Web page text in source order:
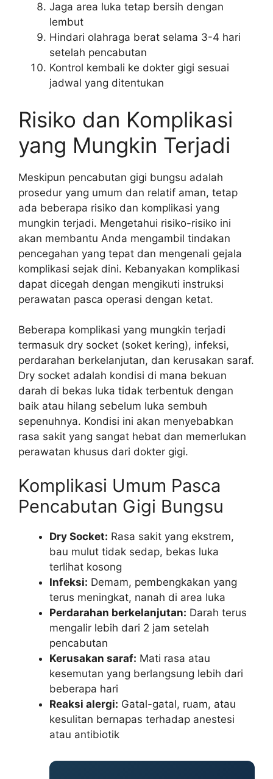
Jaga area luka tetap bersih dengan
lembut
Hindari olahraga berat selama 3-4 hari
setelah pencabutan
Kontrol kembali ke dokter gigi sesuai
jadwal yang ditentukan
Risiko dan Komplikasi
yang Mungkin Terjadi
Meskipun pencabutan gigi bungsu adalah
prosedur yang umum dan relatif aman, tetap
ada beberapa risiko dan komplikasi yang
mungkin terjadi. Mengetahui risiko-risiko ini
akan membantu Anda mengambil tindakan
pencegahan yang tepat dan mengenali gejala
komplikasi sejak dini. Kebanyakan komplikasi
dapat dicegah dengan mengikuti instruksi
perawatan pasca operasi dengan ketat.
Beberapa komplikasi yang mungkin terjadi
termasuk dry socket (soket kering), infeksi,
perdarahan berkelanjutan, dan kerusakan saraf.
Dry socket adalah kondisi di mana bekuan
darah di bekas luka tidak terbentuk dengan
baik atau hilang sebelum luka sembuh
sepenuhnya. Kondisi ini akan menyebabkan
rasa sakit yang sangat hebat dan memerlukan
perawatan khusus dari dokter gigi.
Komplikasi Umum Pasca
Pencabutan Gigi Bungsu
Dry Socket: Rasa sakit yang ekstrem,
bau mulut tidak sedap, bekas luka
terlihat kosong
Infeksi: Demam, pembengkakan yang
terus meningkat, nanah di area luka
Perdarahan berkelanjutan: Darah terus
mengalir lebih dari 2 jam setelah
pencabutan
Kerusakan saraf: Mati rasa atau
kesemutan yang berlangsung lebih dari
beberapa hari
Reaksi alergi: Gatal-gatal, ruam, atau
kesulitan bernapas terhadap anestesi
atau antibiotik